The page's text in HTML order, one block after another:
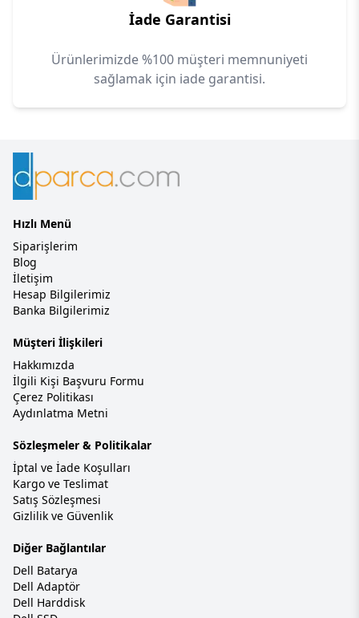
İade Garantisi
Ürünlerimizde %100 müşteri memnuniyeti
sağlamak için iade garantisi.
Hızlı Menü
Siparişlerim
Blog
İletişim
Hesap Bilgilerimiz
Banka Bilgilerimiz
Müşteri İlişkileri
Hakkımızda
İlgili Kişi Başvuru Formu
Çerez Politikası
Aydınlatma Metni
Sözleşmeler & Politikalar
İptal ve İade Koşulları
Kargo ve Teslimat
Satış Sözleşmesi
Gizlilik ve Güvenlik
Diğer Bağlantılar
Dell Batarya
Dell Adaptör
Dell Harddisk